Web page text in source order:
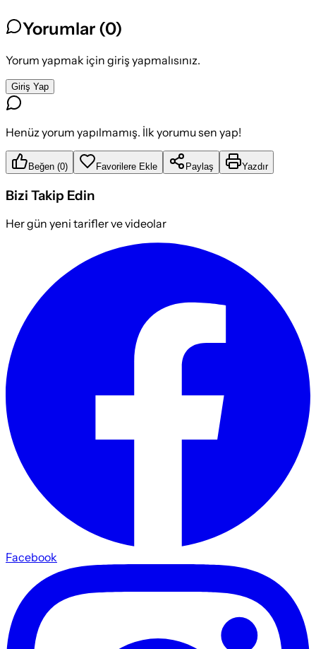
Yorumlar (0)
Yorum yapmak için giriş yapmalısınız.
Giriş Yap
Henüz yorum yapılmamış. İlk yorumu sen yap!
Beğen (0) Favorilere Ekle Paylaş Yazdır
Bizi Takip Edin
Her gün yeni tarifler ve videolar
Facebook